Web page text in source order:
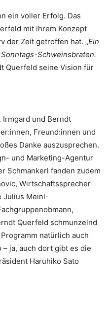
ein voller Erfolg. Das
mit ihrem Konzept
der Zeit getroffen hat. „Ein
Schweinsbraten.
Querfeld seine Vision für
Irmgard und Berndt
Freund:innen und
Danke auszusprechen.
und Marketing-Agentur
Schmankerl fanden zudem
Wirtschaftssprecher
Julius Meinl-
Querfeld schmunzelnd
natürlich auch
ja, auch dort gibt es die
Haruhiko Sato